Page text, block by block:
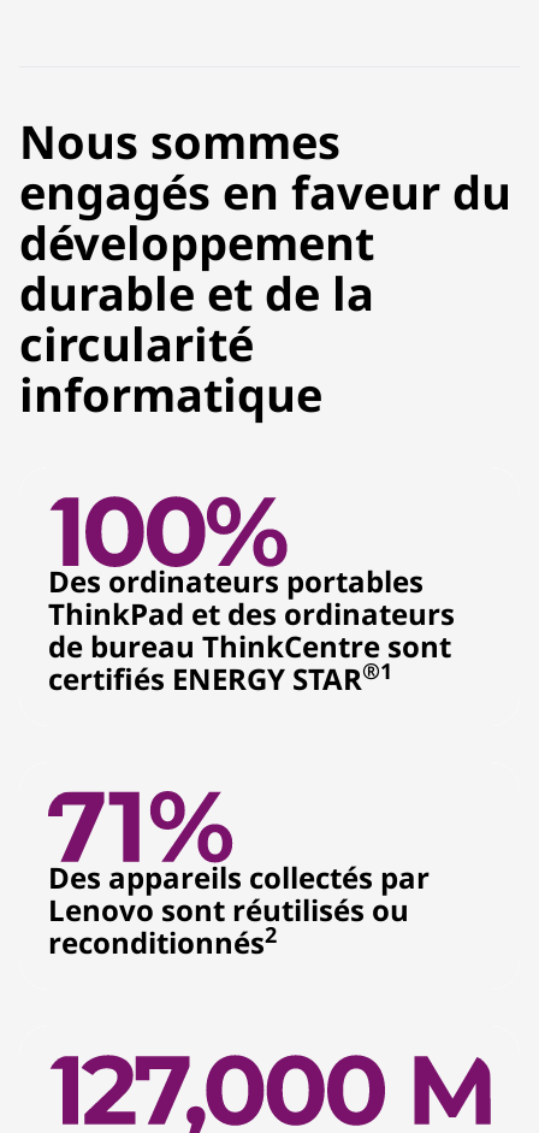
Nous sommes
engagés en faveur du
développement
durable et de la
circularité
informatique
Des ordinateurs portables
ThinkPad et des ordinateurs
de bureau ThinkCentre sont
certifiés ENERGY STAR®1
Des appareils collectés par
Lenovo sont réutilisés ou
reconditionnés2